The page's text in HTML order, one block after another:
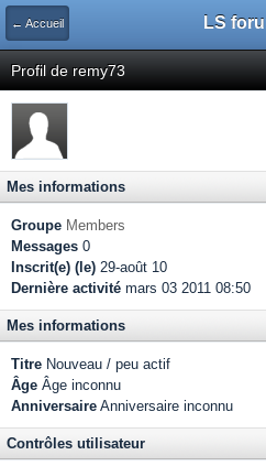
← Accueil LS
Profil de remy73
Mes informations
Groupe Members
Messages 0
Inscrit(e) (le) 29-août 10
Dernière activité mars 03 2011 08:50
Mes informations
Titre Nouveau / peu actif
Âge Âge inconnu
Anniversaire Anniversaire inconnu
Contrôles utilisateur